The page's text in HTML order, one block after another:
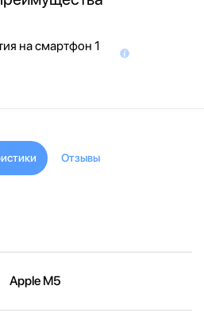
на смартфон 1
Отзывы
Apple M5